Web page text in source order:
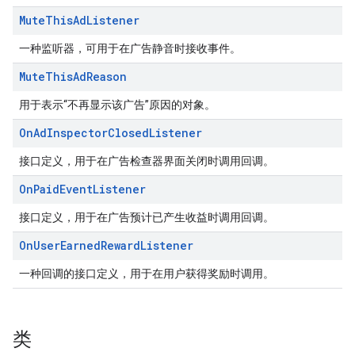
MuteThisAdListener
一种监听器，可用于在广告静音时接收事件。
MuteThisAdReason
用于表示“不再显示该广告”原因的对象。
OnAdInspectorClosedListener
接口定义，用于在广告检查器界面关闭时调用回调。
OnPaidEventListener
接口定义，用于在广告预计已产生收益时调用回调。
OnUserEarnedRewardListener
一种回调的接口定义，用于在用户获得奖励时调用。
类